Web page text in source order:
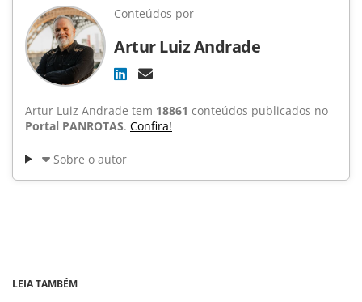
Conteúdos por
Artur Luiz Andrade
Artur Luiz Andrade tem 18861 conteúdos publicados no
Portal PANROTAS. Confira!
Sobre o autor
LEIA TAMBÉM